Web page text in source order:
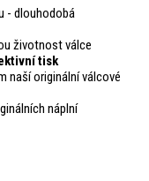
- dlouhodobá
životnost válce
tisk
naší originální válcové
náplní